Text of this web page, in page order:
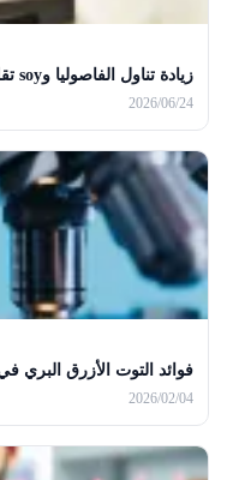
زيادة تناول الفاصوليا وsoy تقلل خطر ارتفاع ضغط الدم بنحو 30%
2026/06/24
فوائد التوت الأزرق البري
2026/02/04